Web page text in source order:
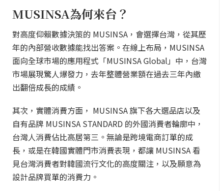
MUSINSA為何來台？
對高度仰賴數據決策的 MUSINSA，會選擇台灣，從其歷
年的內部營收數據能找出答案。在線上布局，MUSINSA
面向全球市場的應用程式「MUSINSA Global」中，台灣
市場展現驚人爆發力，去年整體營業額在過去三年內繳
出翻倍成長的成績。
其次，實體消費方面， MUSINSA 旗下各大選品店以及
自有品牌 MUSINSA STANDARD 的外國消費者輪廓中，
台灣人消費佔比高居第三。無論是跨境電商訂單的成
長，或是在韓國實體門市消費表現，都讓 MUSINSA 看
見台灣消費者對韓國流行文化的高度關注，以及願意為
設計品牌買單的消費力。